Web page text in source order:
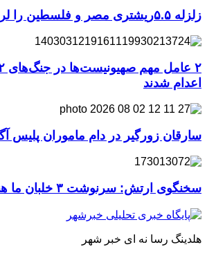
زلزله ۵.۵ریشتری مصر و فلسطین را لرزاند
اعدام شدند
سارقان زورگیر در دام ماموران پلیس
سخنگوی ارتش: سرنوشت ۳ خلبان ما هنوز مشخص نیست
هلدینگ رسا نه ای خبر شهر